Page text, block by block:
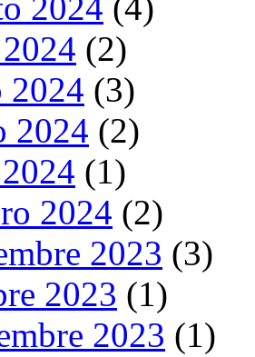
(2)
2024 (3)
2024 (2)
(1)
2024 (2)
2023 (3)
2023 (1)
2023 (1)